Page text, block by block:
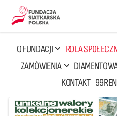
O FUNDACJI ROLA
ZAMÓWIENIA
KONTAKT